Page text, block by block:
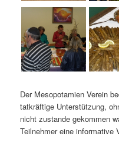
Der Mesopotamien Verein
tatkräftige Unterstützung,
nicht zustande gekommen
Teilnehmer eine informative